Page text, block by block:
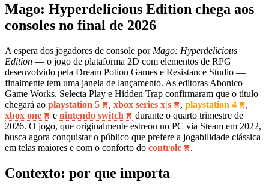
Mago: Hyperdelicious Edition chega aos
consoles no final de 2026
A espera dos jogadores de console por Mago: Hyperdelicious
Edition — o jogo de plataforma 2D com elementos de RPG
desenvolvido pela Dream Potion Games e Resistance Studio —
finalmente tem uma janela de lançamento. As editoras Abonico
Game Works, Selecta Play e Hidden Trap confirmaram que o título
chegará ao playstation 5 , xbox series x|s , playstation 4
,
xbox one
e nintendo switch
durante o quarto trimestre de
2026. O jogo, que originalmente estreou no PC via Steam em 2022,
busca agora conquistar o público que prefere a jogabilidade clássica
em telas maiores e com o conforto do controle .
Contexto: por que importa